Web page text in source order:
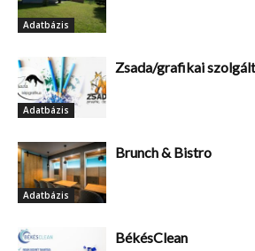
Adatbázis
Adatbázis
Zsada/grafikai
Adatbázis
Brunch & Bistro
BékésClean